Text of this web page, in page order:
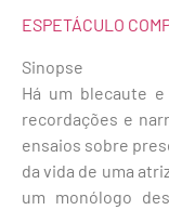
ESPETÁCULO
Sinopse
Há um blecaute
recordações e
ensaios sobre
da vida de uma
um monólogo